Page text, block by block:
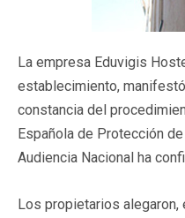
La empresa Eduvigis
establecimiento,
constancia del
Española de Protección
Audiencia Nacional ha
Los propietarios alegaron,